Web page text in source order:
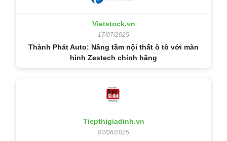
Vietstock.vn
17/07/2025
Thành Phát Auto: Nâng tầm nội thất ô tô với màn
hình Zestech chính hãng
Tiepthigiadinh.vn
03/06/2025